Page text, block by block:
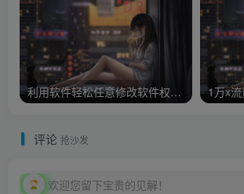
利用软件轻松任意修改软件权限，添加自己广告弹窗推广日赚无上限
评论 抢沙发
欢迎您留下宝贵的见解！